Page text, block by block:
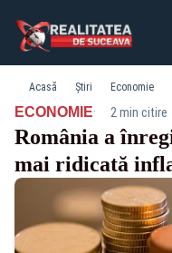
Acasă Știri Economie
ECONOMIE· 2 min citire
România a
mai ridicată